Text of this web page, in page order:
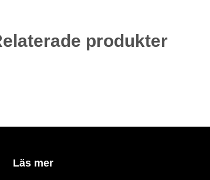
produkter
Läs mer